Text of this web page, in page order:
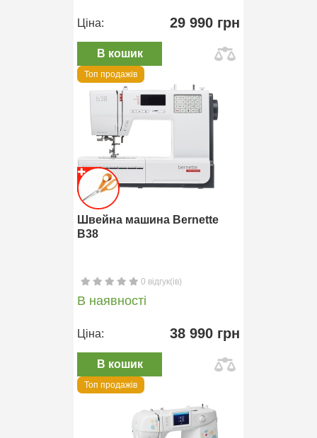
Ціна: 29 990 грн
В кошик
Топ продажів
Швейна машина Bernette
B38
0 відгук(ів)
В наявності
Ціна: 38 990 грн
В кошик
Топ продажів